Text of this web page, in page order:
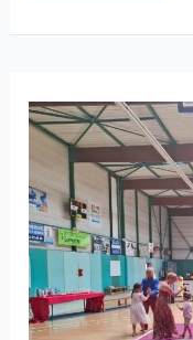
sur
le
spectacle
intergénérationnel
« Deux,
si
tu
le
veux »